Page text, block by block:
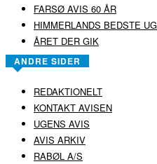
FARSØ AVIS 60 ÅR
HIMMERLANDS BEDSTE
ÅRET DER GIK
ANDRE SIDER
REDAKTIONELT
KONTAKT AVISEN
UGENS AVIS
AVIS ARKIV
RABØL A/S